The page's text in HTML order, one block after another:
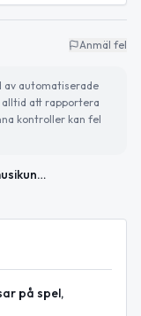
Anmäl fel
av automatiserade
alltid att rapportera
kontroller kan fel
Baljväxtens dag och musikunderhållning på Åskarbygården
på spel,